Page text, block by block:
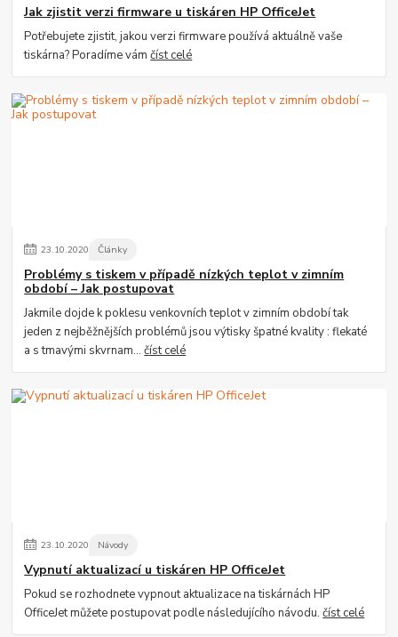
Jak zjistit verzi firmware u tiskáren HP OfficeJet
Potřebujete zjistit, jakou verzi firmware používá aktuálně vaše
tiskárna? Poradíme vámčíst celé
23.10.2020 Články
Problémy s tiskem v případě nízkých teplot v zimním
období – Jak postupovat
Jakmile dojde k poklesu venkovních teplot v zimním období tak
jeden z nejběžnějších problémů jsou výtisky špatné kvality : flekaté
a s tmavými skvrnam...číst celé
23.10.2020 Návody
Vypnutí aktualizací u tiskáren HP OfficeJet
Pokud se rozhodnete vypnout aktualizace na tiskárnách HP
OfficeJet můžete postupovat podle následujícího návodu.číst celé